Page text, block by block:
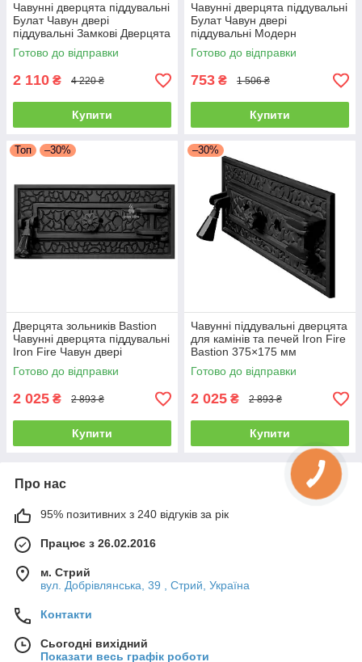
Чавунні дверцята піддувальні
Булат Чавун двері
піддувальні Замкові Дверцята
зольників 330x190 мм
Готово до відправки
2 110 ₴ 4 220 ₴
Купити
Чавунні дверцята піддувальні
Булат Чавун двері
піддувальні Модерн
Дверцята зольників 265x165
мм
Готово до відправки
753 ₴ 1 506 ₴
Купити
Топ –30%
Дверцята зольників Bastion
Чавунні дверцята піддувальні
Iron Fire Чавун двері
піддувальні 375x175 мм
Готово до відправки
2 025 ₴ 2 893 ₴
Купити
–30%
Чавунні піддувальні дверцята
для камінів та печей Iron Fire
Bastion 375×175 мм
Готово до відправки
2 025 ₴ 2 893 ₴
Купити
Про нас
95% позитивних з 240 відгуків за рік
Працює з 26.02.2016
м. Стрий
вул. Добрівлянська, 39 , Стрий, Україна
Контакти
Сьогодні вихідний
Показати весь графік роботи